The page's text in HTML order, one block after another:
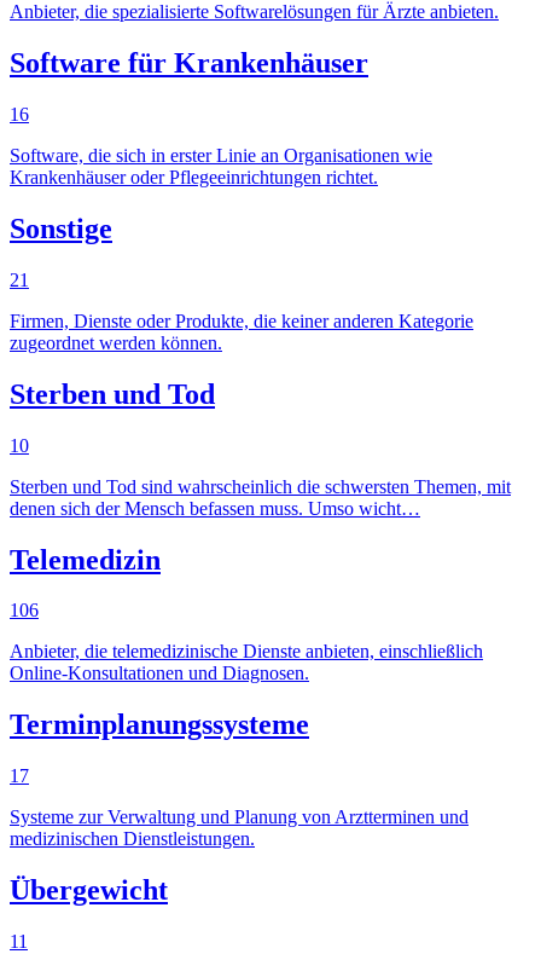
Anbieter, die spezialisierte Softwarelösungen für Ärzte anbieten.
Software für Krankenhäuser
16
Software, die sich in erster Linie an Organisationen wie
Krankenhäuser oder Pflegeeinrichtungen richtet.
Sonstige
21
Firmen, Dienste oder Produkte, die keiner anderen Kategorie
zugeordnet werden können.
Sterben und Tod
10
Sterben und Tod sind wahrscheinlich die schwersten Themen, mit
denen sich der Mensch befassen muss. Umso wicht…
Telemedizin
106
Anbieter, die telemedizinische Dienste anbieten, einschließlich
Online-Konsultationen und Diagnosen.
Terminplanungssysteme
17
Systeme zur Verwaltung und Planung von Arztterminen und
medizinischen Dienstleistungen.
Übergewicht
11